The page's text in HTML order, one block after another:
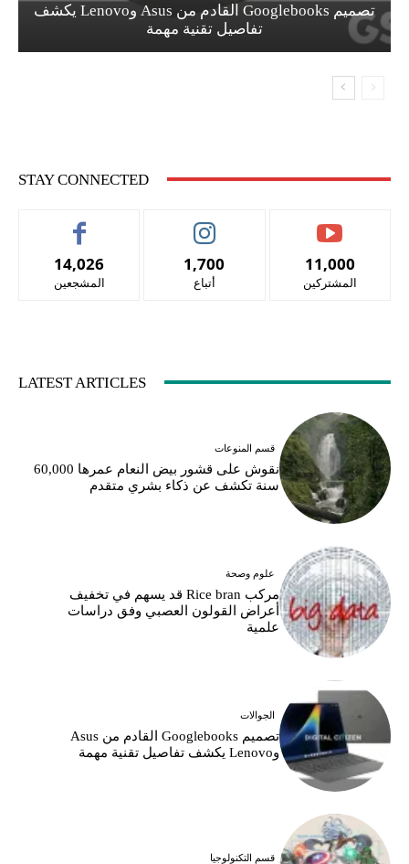
تصميم Googlebooks القادم من Asus وLenovo يكشف
تفاصيل تقنية مهمة
STAY CONNECTED
14,026
المشجعين
1,700
أتباع
11,000
المشتركين
LATEST ARTICLES
قسم المنوعات
نقوش على قشور بيض النعام عمرها 60,000
سنة تكشف عن ذكاء بشري متقدم
علوم وصحة
مركب Rice bran قد يسهم في تخفيف
أعراض القولون العصبي وفق دراسات
علمية
الجوالات
تصميم Googlebooks القادم من Asus
وLenovo يكشف تفاصيل تقنية مهمة
قسم التكنولوجيا